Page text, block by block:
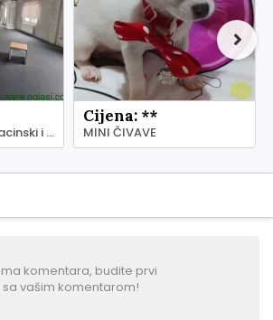
Iznajmljujem magacinski i kancelarijski prostor - Zemun
Cijena: **
MINI ČIVAVE
komentara, budite prvi
sa vašim komentarom!